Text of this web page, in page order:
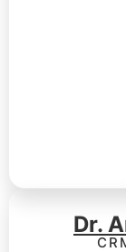
Dr.